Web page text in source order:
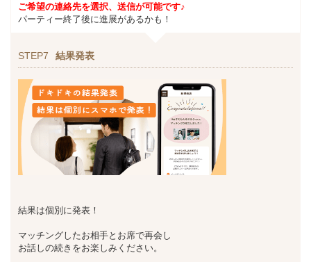
ご希望の連絡先を選択、送信が可能です♪
パーティー終了後に進展があるかも！
STEP7 結果発表
結果は個別に発表！
マッチングしたお相手とお席で再会し
お話しの続きをお楽しみください。